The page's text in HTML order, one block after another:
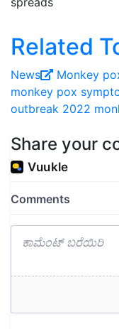
Related
News Monkey
monkey pox
outbreak 2022
Share your